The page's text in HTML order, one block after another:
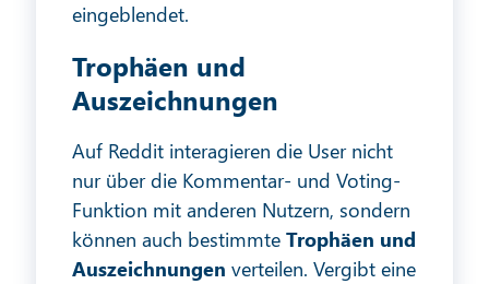
eingeblendet.
Trophäen und
Auszeichnungen
Auf Reddit interagieren die User nicht
nur über die Kommentar- und Voting-
Funktion mit anderen Nutzern, sondern
können auch bestimmteTrophäen und
Auszeichnungen verteilen. Vergibt eine